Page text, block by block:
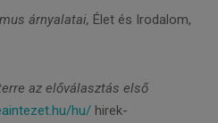
árnyalatai, Élet és Irodalom,
az előválasztás első
hu/ hirek-